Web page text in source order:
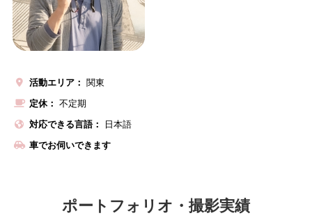
活動エリア： 関東
定休： 不定期
対応できる言語： 日本語
車でお伺いできます
ポートフォリオ・撮影実績